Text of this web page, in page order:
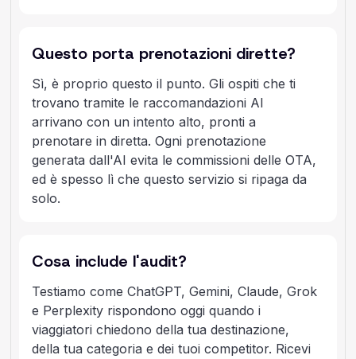
Questo porta prenotazioni dirette?
Sì, è proprio questo il punto. Gli ospiti che ti
trovano tramite le raccomandazioni AI
arrivano con un intento alto, pronti a
prenotare in diretta. Ogni prenotazione
generata dall'AI evita le commissioni delle OTA,
ed è spesso lì che questo servizio si ripaga da
solo.
Cosa include l'audit?
Testiamo come ChatGPT, Gemini, Claude, Grok
e Perplexity rispondono oggi quando i
viaggiatori chiedono della tua destinazione,
della tua categoria e dei tuoi competitor. Ricevi